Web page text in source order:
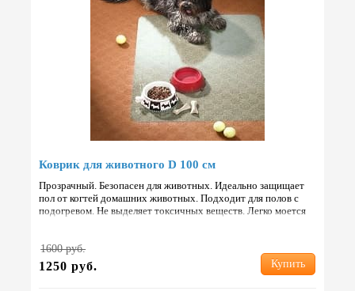
Коврик для животного D 100 см
Прозрачный. Безопасен для животных. Идеально защищает
пол от когтей домашних животных. Подходит для полов с
подогревом. Не выделяет токсичных веществ. Легко моется
1600 руб.
1250 руб. Купить